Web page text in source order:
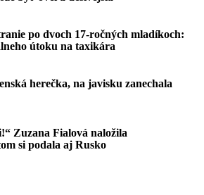
po dvoch 17-ročných mladíkoch:
útoku na taxikára
herečka, na javisku zanechala
Zuzana Fialová naložila
si podala aj Rusko